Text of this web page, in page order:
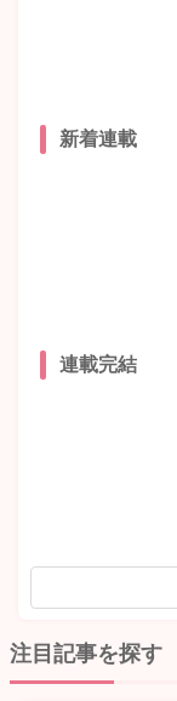
新着連載
連載完結
注目記事を探す